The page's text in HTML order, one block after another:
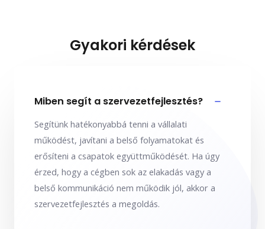
Gyakori kérdések
Miben segít a szervezetfejlesztés?
Segítünk hatékonyabbá tenni a vállalati
működést, javítani a belső folyamatokat és
erősíteni a csapatok együttműködését. Ha úgy
érzed, hogy a cégben sok az elakadás vagy a
belső kommunikáció nem működik jól, akkor a
szervezetfejlesztés a megoldás.